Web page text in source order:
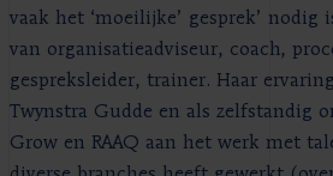
vaak het ‘moeilijke’ gesprek’
van organisatieadviseur, coach,
gespreksleider, trainer. Haar
Twynstra Gudde en als zelfstandig
Grow en RAAQ aan het werk met